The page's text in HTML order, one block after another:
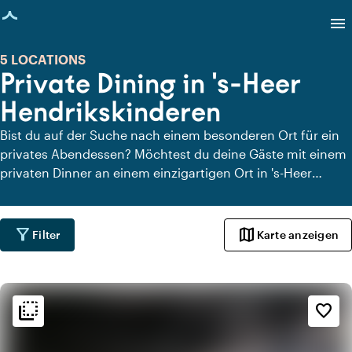
geladen
menu
Private Dining in 's-Heer
Hendrikskinderen
5 LOCATIONS
Bist du auf der Suche nach einem besonderen Ort für ein
privates Abendessen? Möchtest du deine Gäste mit einem
privaten Dinner an einem einzigartigen Ort in 's-Heer
schnell und einfach alle Locations in 's-Heer
Hendrikskinderen, an denen du in aller Ruhe dinieren
kannst. Schau dir alle privaten Dining-Locations für ein
filter_alt Filter map Karte anzeigen
flip_to_back favorite_border
flip_to_back Ambiente und Ästhetik
palette
Bohemian / Ibiza